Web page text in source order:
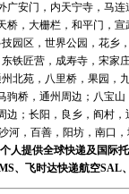
安门，内天宁寺，马
，大栅栏，和平门，
园区，世界公园，花
铁匠营，成寿寺，宋
北苑，八里桥，果园
桥，通州周边；八宝
；长阳，良乡，阎村
河，百善，阳坊，南口
人提供全球快递及国际
、 飞时达快递航空SAL